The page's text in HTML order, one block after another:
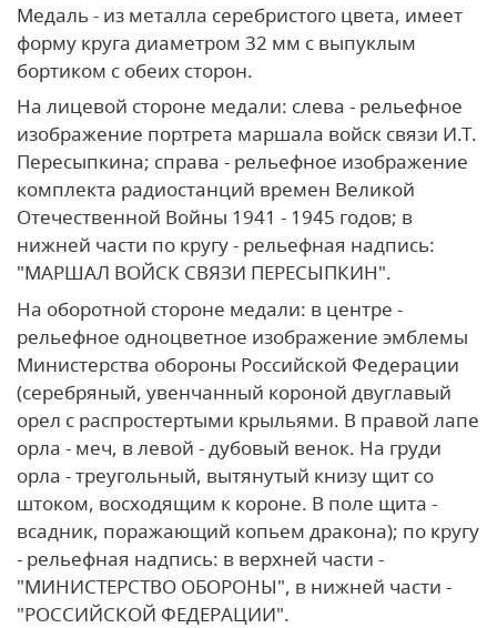
Медаль - из металла серебристого цвета, имеет
форму круга диаметром 32 мм с выпуклым
бортиком с обеих сторон.
На лицевой стороне медали: слева - рельефное
изображение портрета маршала войск связи И.Т.
Пересыпкина; справа - рельефное изображение
комплекта радиостанций времен Великой
Отечественной Войны 1941 - 1945 годов; в
нижней части по кругу - рельефная надпись:
"МАРШАЛ ВОЙСК СВЯЗИ ПЕРЕСЫПКИН".
На оборотной стороне медали: в центре -
рельефное одноцветное изображение эмблемы
Министерства обороны Российской Федерации
(серебряный, увенчанный короной двуглавый
орел с распростертыми крыльями. В правой лапе
орла - меч, в левой - дубовый венок. На груди
орла - треугольный, вытянутый книзу щит со
штоком, восходящим к короне. В поле щита -
всадник, поражающий копьем дракона); по кругу
- рельефная надпись: в верхней части -
"МИНИСТЕРСТВО ОБОРОНЫ", в нижней части -
"РОССИЙСКОЙ ФЕДЕРАЦИИ".